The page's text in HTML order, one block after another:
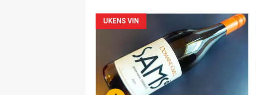
Forsiden
akkurat
nå
-
UKENS VIN